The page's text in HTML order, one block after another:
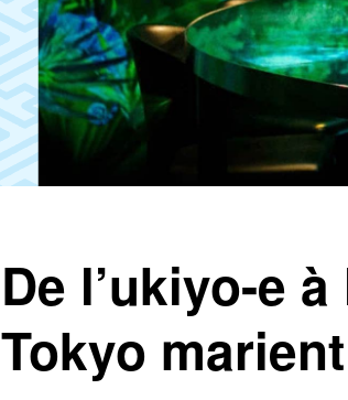
De l’ukiyo-e
Tokyo